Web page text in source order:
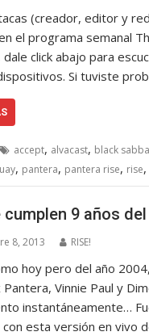
(creador, editor y
el programa semanal
click abajo para
Si tuviste
accept, alvacast, black
, pantera, pantera rise, rise,
cumplen 9 años
8, 2013 RISE!
hoy pero del año
Vinnie Paul y
instantáneamente…
con esta versión en vivo